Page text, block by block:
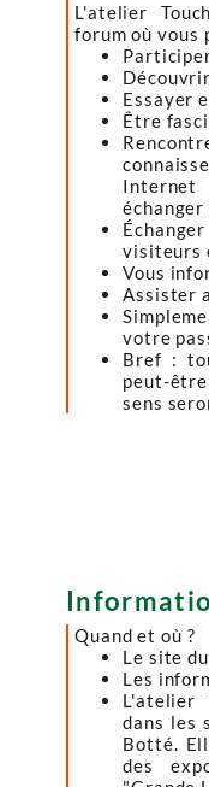
L'atelier
forum où vous
Essayer
Être
échanger
visiteurs
Vous
Assister
votre
Bref :
peut-
sens
Quand et où ?
Le site
Les
L'atelier
dans les
Botté.
des